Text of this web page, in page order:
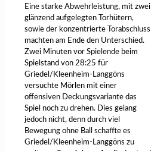
Eine starke Abwehrleistung, mit zwei
glänzend aufgelegten Torhütern,
sowie der konzentrierte Torabschluss
machten am Ende den Unterschied.
Zwei Minuten vor Spielende beim
Spielstand von 28:25 für
Griedel/Kleenheim-Langgöns
versuchte Mörlen mit einer
offensiven Deckungsvariante das
Spiel noch zu drehen. Dies gelang
jedoch nicht, denn durch viel
Bewegung ohne Ball schaffte es
Griedel/Kleenheim-Langgöns zu